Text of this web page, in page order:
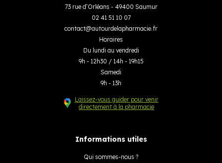
73 rue d’Orléans - 49400 Saumur
02 41 51 10 07
contact@autourdelapharmacie.fr
Horaires
Du lundi au vendredi
9h - 12h30 / 14h - 19h15
Samedi
9h - 13h
Laissez-vous guider pour venir
directement à la pharmacie
Informations utiles
Qui sommes-nous ?